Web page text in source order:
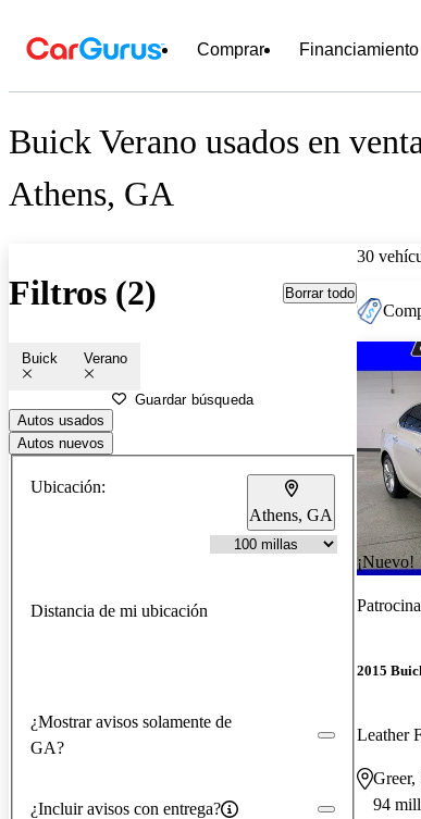
Comprar Financiamiento
Buick Verano usados en
Athens, GA
Filtros (2) Borrar todo
Buick Verano
Guardar búsqueda
Autos usados
Autos nuevos
Ubicación:
Athens, GA
Distancia de mi ubicación
¿Mostrar avisos solamente de
GA?
¿Incluir avisos con entrega?
30
¡Nuevo!
2015
Leather
Greer,
94